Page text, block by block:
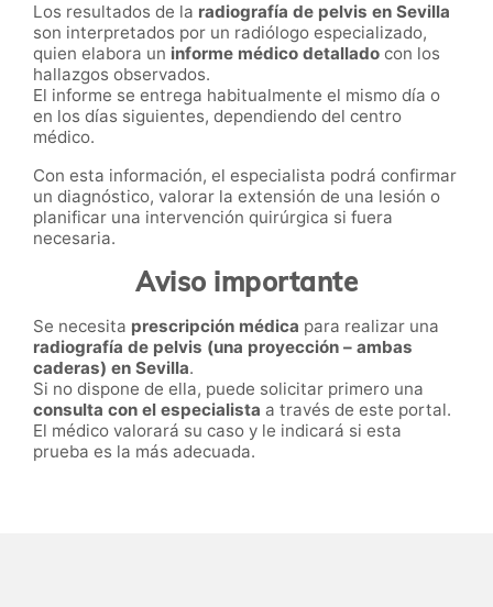
Los resultados de la radiografía de pelvis en Sevilla
son interpretados por un radiólogo especializado,
quien elabora un informe médico detallado con los
hallazgos observados.
El informe se entrega habitualmente el mismo día o
en los días siguientes, dependiendo del centro
médico.
Con esta información, el especialista podrá confirmar
un diagnóstico, valorar la extensión de una lesión o
planificar una intervención quirúrgica si fuera
necesaria.
Aviso importante
Se necesita prescripción médica para realizar una
radiografía de pelvis (una proyección – ambas
caderas) en Sevilla.
Si no dispone de ella, puede solicitar primero una
consulta con el especialista a través de este portal.
El médico valorará su caso y le indicará si esta
prueba es la más adecuada.